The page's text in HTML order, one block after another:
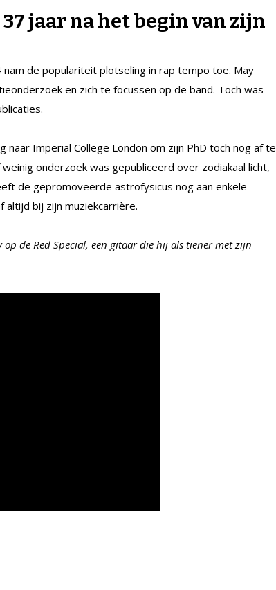
jaar na het begin van zijn
de populariteit plotseling in rap tempo toe. May
en zich te focussen op de band. Toch was
Imperial College London om zijn PhD toch nog af te
onderzoek was gepubliceerd over zodiakaal licht,
de gepromoveerde astrofysicus nog aan enkele
bij zijn muziekcarrière.
de Red Special, een gitaar die hij als tiener met zijn